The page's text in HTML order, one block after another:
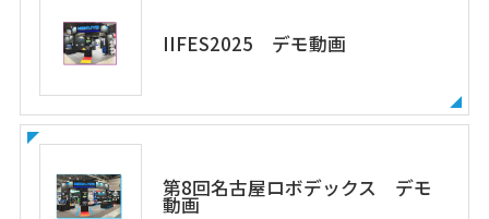
IIFES2025 デモ動画
第8回名古屋ロボデックス デモ
動画